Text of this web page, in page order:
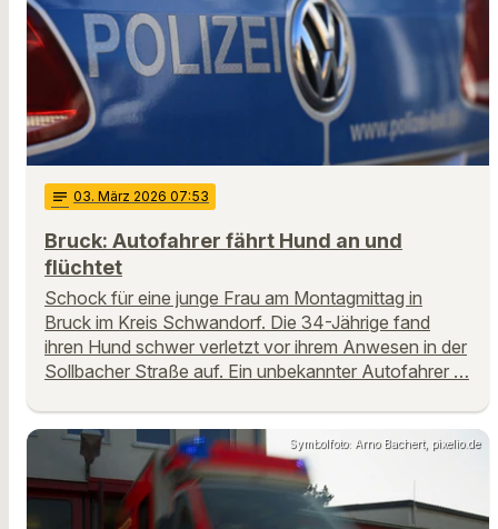
notes 03. März 2026 07:53
Bruck: Autofahrer fährt Hund an und
flüchtet
Schock für eine junge Frau am Montagmittag in
Bruck im Kreis Schwandorf. Die 34-Jährige fand
ihren Hund schwer verletzt vor ihrem Anwesen in der
Sollbacher Straße auf. Ein unbekannter Autofahrer …
Symbolfoto: Arno Bachert, pixelio.de